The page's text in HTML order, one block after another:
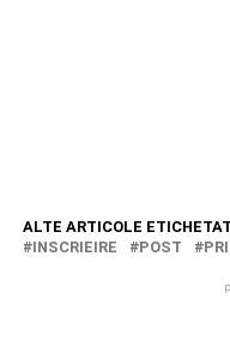
ALTE ARTICOLE
INSCRIEIRE
POST